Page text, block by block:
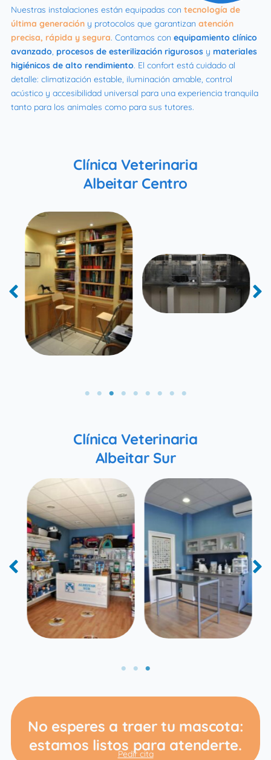
Nuestras instalaciones están equipadas con tecnología de
última generación y protocolos que garantizan atención
precisa, rápida y segura. Contamos con equipamiento clínico
avanzado, procesos de esterilización rigurosos y materiales
higiénicos de alto rendimiento. El confort está cuidado al
detalle: climatización estable, iluminación amable, control
acústico y accesibilidad universal para una experiencia tranquila
tanto para los animales como para sus tutores.
Clínica Veterinaria
Albeitar Centro
Clínica Veterinaria
Albeitar Sur
No esperes a traer tu mascota:
estamos listos para atenderte.
Pedir cita